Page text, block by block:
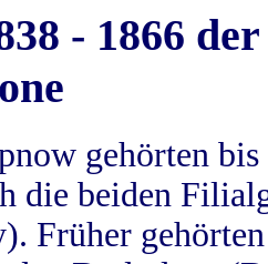
- 1866
gehörten
die beiden
Früher